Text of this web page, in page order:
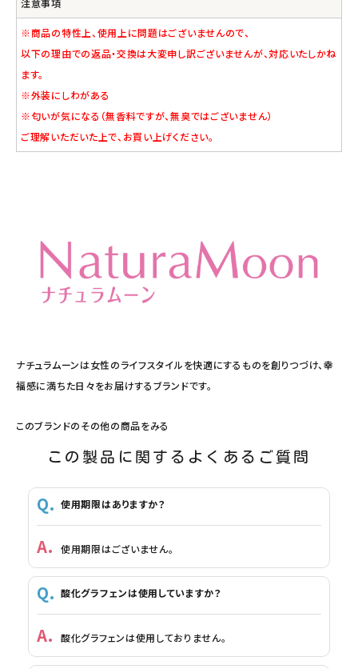
※商品の特性上、使用上に問題はございませんので、
以下の理由での返品・交換は大変申し訳ございませんが、対応いたしかね
ます。
※外装にしわがある
※匂いが気になる（無香料ですが、無臭ではございません）
ご理解いただいた上で、お買い上げください。
ナチュラムーンは女性のライフスタイルを快適にするものを創りつづけ、幸
福感に満ちた日々をお届けするブランドです。
このブランドのその他の商品をみる
この製品に関するよくあるご質問
使用期限はありますか？
使用期限はございません。
酸化グラフェンは使用していますか？
酸化グラフェンは使用しておりません。